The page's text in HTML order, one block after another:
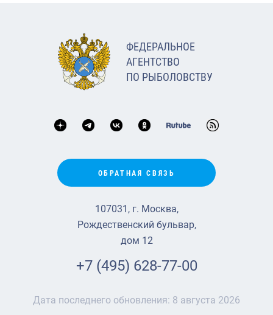
ФЕДЕРАЛЬНОЕ
АГЕНТСТВО
ПО РЫБОЛОВСТВУ
ОБРАТНАЯ СВЯЗЬ
107031, г. Москва,
Рождественский бульвар,
дом 12
+7 (495) 628-77-00
Дата последнего обновления: 8 августа 2026